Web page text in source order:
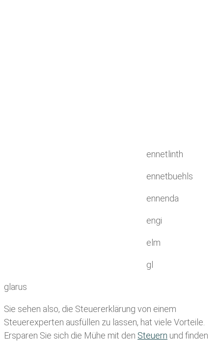
ennetlinth
ennetbuehls
ennenda
engi
elm
gl
glarus
Sie sehen also, die Steuererklärung von einem
Steuerexperten ausfüllen zu lassen, hat viele Vorteile.
Ersparen Sie sich die Mühe mit den Steuern und finden